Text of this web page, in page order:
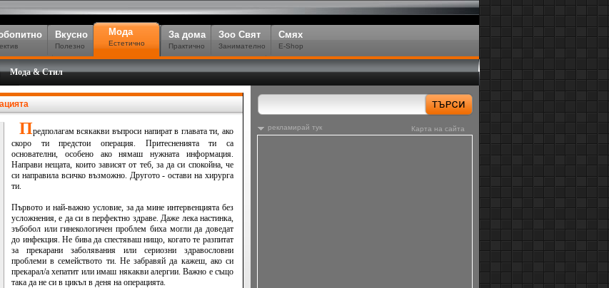
Вкусно
Полезно
Мода
Естетично
За дома
Практично
Зоо Свят
Занимателно
Смях
E-Shop
Мода & Стил
Предполагам всякакви въпроси напират в главата ти, ако
скоро ти предстои операция. Притесненията ти са
основателни, особено ако нямаш нужната информация.
Направи нещата, които зависят от теб, за да си спокойна, че
си направила всичко възможно. Другото - остави на хирурга
ти.
Първото и най-важно условие, за да мине интервенцията без
усложнения, е да си в перфектно здраве. Даже лека настинка,
зъбобол или гинекологичен проблем биха могли да доведат
до инфекция. Не бива да спестяваш нищо, когато те разпитат
за прекарани заболявания или сериозни здравословни
проблеми в семейството ти. Не забравяй да кажеш, ако си
прекарал/а хепатит или имаш някакви алергии. Важно е също
така да не си в цикъл в деня на операцията.
Карта на сайта
рекламирай тук